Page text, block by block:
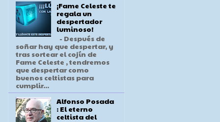
¡Fame Celeste te
regala un
despertador
luminoso!
- Después de
soñar hay que despertar, y
tras sortear el cojín de
Fame Celeste , tendremos
que despertar como
buenos celtistas para
cumplir...
Alfonso Posada
: El eterno
celtista del